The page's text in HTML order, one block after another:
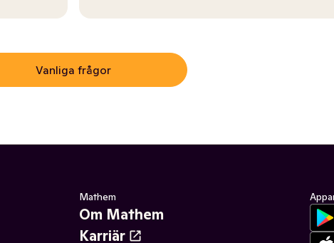
Vanliga frågor
Mathem
Om Mathem
Karriär